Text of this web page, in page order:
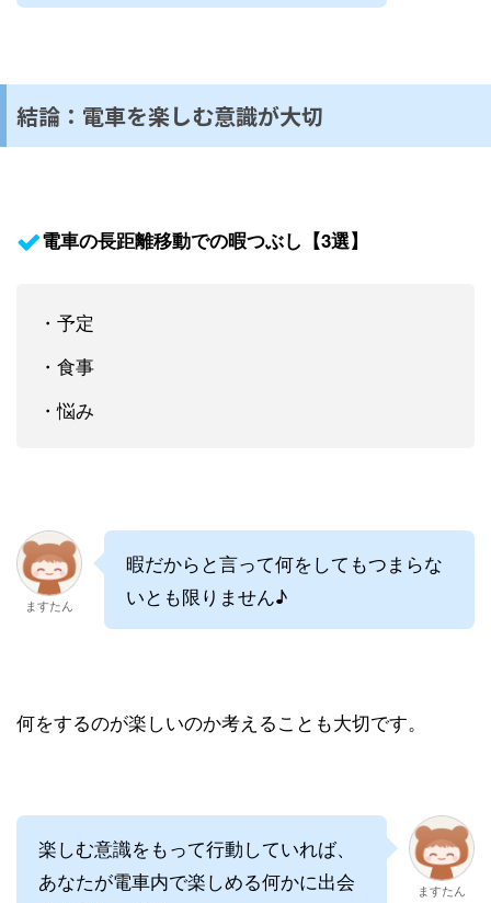
結論：電車を楽しむ意識が大切
電車の長距離移動での暇つぶし【3選】
・予定
・食事
・悩み
ますたん
暇だからと言って何をしてもつまらな
いとも限りません♪
何をするのが楽しいのか考えることも大切です。
楽しむ意識をもって行動していれば、
あなたが電車内で楽しめる何かに出会
ますたん